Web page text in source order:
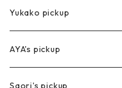
コート
ジャケット
Yukako pickup
AYA's pickup
Saori's pickup